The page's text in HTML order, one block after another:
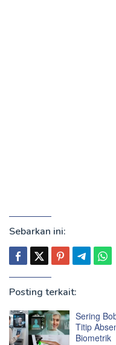
Sebarkan ini:
Posting terkait:
Sering
Titip
Biometrik